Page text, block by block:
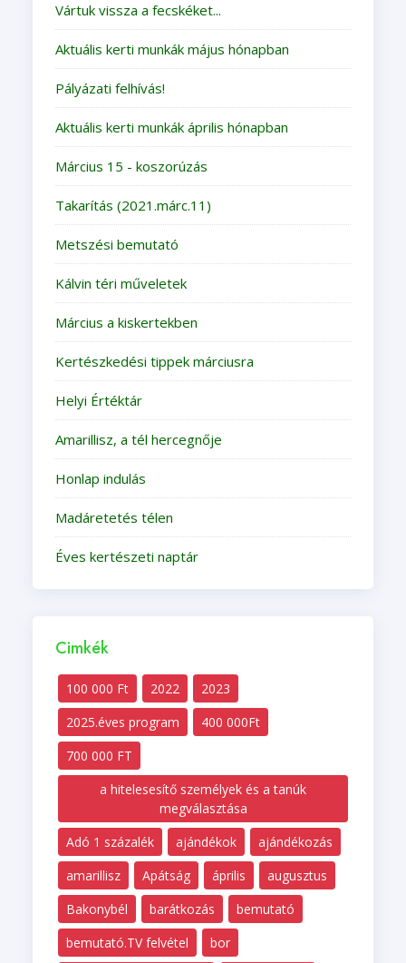
Vártuk vissza a fecskéket...
Aktuális kerti munkák május hónapban
Pályázati felhívás!
Aktuális kerti munkák április hónapban
Március 15 - koszorúzás
Takarítás (2021.márc.11)
Metszési bemutató
Kálvin téri műveletek
Március a kiskertekben
Kertészkedési tippek márciusra
Helyi Értéktár
Amarillisz, a tél hercegnője
Honlap indulás
Madáretetés télen
Éves kertészeti naptár
Cimkék
100 000 Ft 2022
2023
2025.éves program
400 000Ft
700 000 FT
a hitelesesítő személyek és a tanúk
megválasztása
Adó 1 százalék
ajándékok
ajándékozás
amarillisz
Apátság április
augusztus
Bakonybél
barátkozás
bemutató
bemutató.TV felvétel
bor